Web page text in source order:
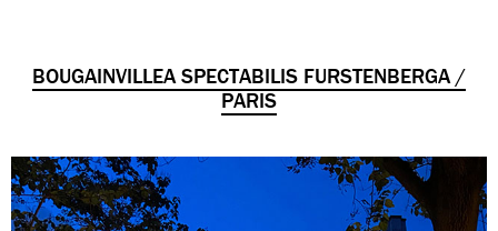
BOUGAINVILLEA SPECTABILIS FURSTENBERGA /
PARIS